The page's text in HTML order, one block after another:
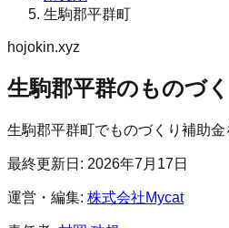
生駒郡平群町
hojokin.xyz
生駒郡平群のものづ
生駒郡平群町でものづくり補助金
最終更新日: 2026年7月17日
運営・編集: 株式会社Mycat